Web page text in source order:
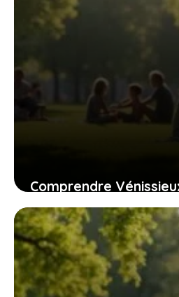
Comprendre
côtés et les moins
lyonnais
2 mai 2026